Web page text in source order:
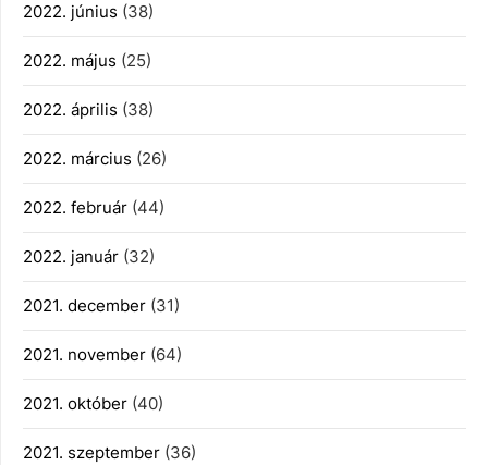
2022. június (38)
2022. május (25)
2022. április (38)
2022. március (26)
2022. február (44)
2022. január (32)
2021. december (31)
2021. november (64)
2021. október (40)
2021. szeptember (36)